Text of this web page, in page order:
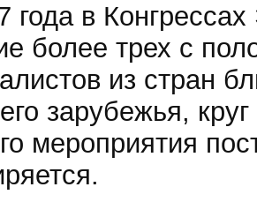
года в
более трех с
из стран
зарубежья, круг
мероприятия